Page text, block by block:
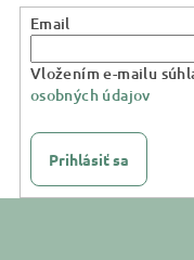
Email
Vložením e-mailu
osobných údajov
Prihlásiť sa